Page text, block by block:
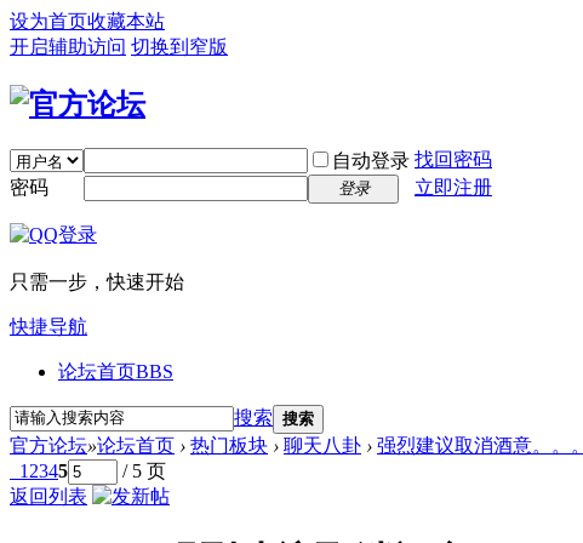
设为首页收藏本站
开启辅助访问 切换到窄版
自动登录 找回密码
密码
登录 立即注册
只需一步，快速开始
快捷导航
论坛首页BBS
搜索 搜索
官方论坛»论坛首页 › 热门板块 › 聊天八卦 › 强烈建议取消酒意。。。
1 2345
/ 5 页
返回列表